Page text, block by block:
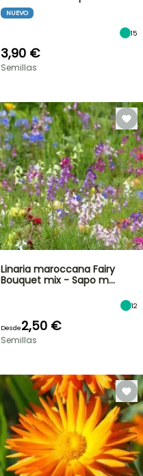
NUEVO
15
3,90 €
Semillas
Linaria maroccana Fairy
Bouquet mix - Sapo m…
12
Desde2,50 €
Semillas